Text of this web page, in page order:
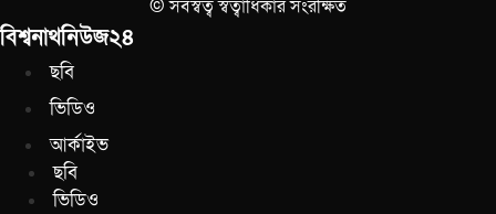
© সর্বস্বত্ব স্বত্বাধিকার সংরক্ষিত
বিশ্বনাথনিউজ২৪
ছবি
ভিডিও
আর্কাইভ
ছবি
ভিডিও